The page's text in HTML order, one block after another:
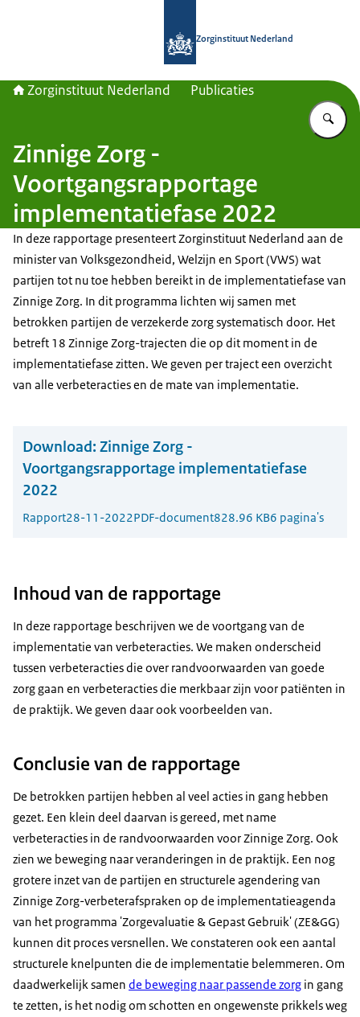
Zorginstituut Nederland
Zorginstituut Nederland Publicaties
Zinnige Zorg -
Voortgangsrapportage
implementatiefase 2022
In deze rapportage presenteert Zorginstituut Nederland aan de
minister van Volksgezondheid, Welzijn en Sport (VWS) wat
partijen tot nu toe hebben bereikt in de implementatiefase van
Zinnige Zorg. In dit programma lichten wij samen met
betrokken partijen de verzekerde zorg systematisch door. Het
betreft 18 Zinnige Zorg-trajecten die op dit moment in de
implementatiefase zitten. We geven per traject een overzicht
van alle verbeteracties en de mate van implementatie.
Download: Zinnige Zorg -
Voortgangsrapportage implementatiefase
2022
Rapport28-11-2022PDF-document828.96 KB6 pagina's
Inhoud van de rapportage
In deze rapportage beschrijven we de voortgang van de
implementatie van verbeteracties. We maken onderscheid
tussen verbeteracties die over randvoorwaarden van goede
zorg gaan en verbeteracties die merkbaar zijn voor patiënten in
de praktijk. We geven daar ook voorbeelden van.
Conclusie van de rapportage
De betrokken partijen hebben al veel acties in gang hebben
gezet. Een klein deel daarvan is gereed, met name
verbeteracties in de randvoorwaarden voor Zinnige Zorg. Ook
zien we beweging naar veranderingen in de praktijk. Een nog
grotere inzet van de partijen en structurele agendering van
Zinnige Zorg-verbeterafspraken op de implementatieagenda
van het programma 'Zorgevaluatie & Gepast Gebruik' (ZE&GG)
kunnen dit proces versnellen. We constateren ook een aantal
structurele knelpunten die de implementatie belemmeren. Om
daadwerkelijk samen de beweging naar passende zorg in gang
te zetten, is het nodig om schotten en ongewenste prikkels weg